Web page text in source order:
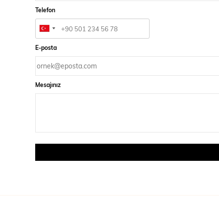
Telefon
E-posta
Mesajınız